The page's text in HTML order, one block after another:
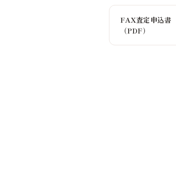
FAX査定申込書
（PDF）